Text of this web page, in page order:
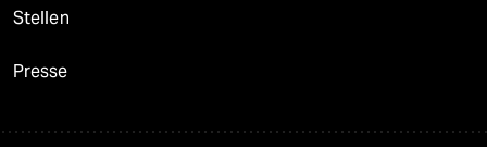
Stellen
Presse